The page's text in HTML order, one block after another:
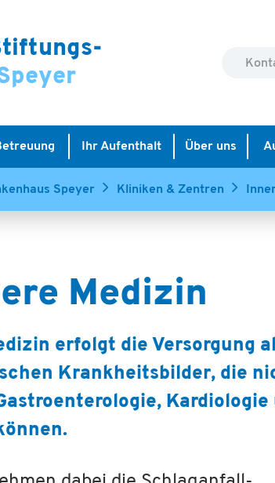
Ihr Aufenthalt Über uns
Speyer Kliniken & Zentren
Medizin
erfolgt die Versorgung
Krankheitsbilder, die
Kardiologie